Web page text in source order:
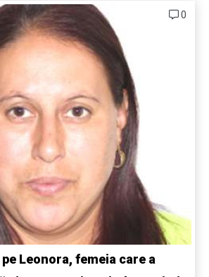
0
Leonora, femeia care a